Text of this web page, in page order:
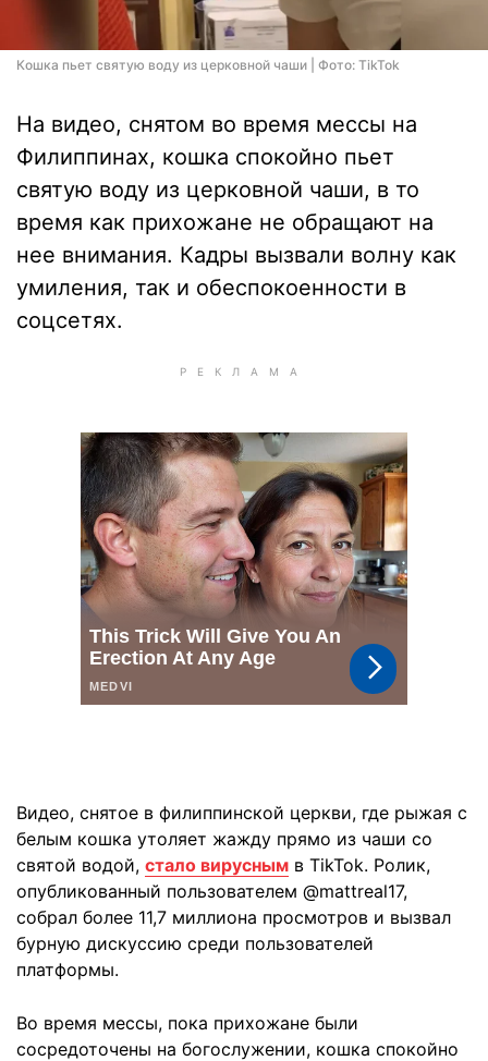
Кошка пьет святую воду из церковной чаши | Фото: TikTok
На видео, снятом во время мессы на
Филиппинах, кошка спокойно пьет
святую воду из церковной чаши, в то
время как прихожане не обращают на
нее внимания. Кадры вызвали волну как
умиления, так и обеспокоенности в
соцсетях.
Видео, снятое в филиппинской церкви, где рыжая с
белым кошка утоляет жажду прямо из чаши со
святой водой, стало вирусным в TikTok. Ролик,
опубликованный пользователем @mattreal17,
собрал более 11,7 миллиона просмотров и вызвал
бурную дискуссию среди пользователей
платформы.
Во время мессы, пока прихожане были
сосредоточены на богослужении, кошка спокойно